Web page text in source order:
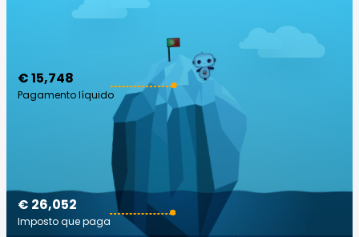
€ 15,748
Pagamento líquido
€ 26,052
Imposto que paga